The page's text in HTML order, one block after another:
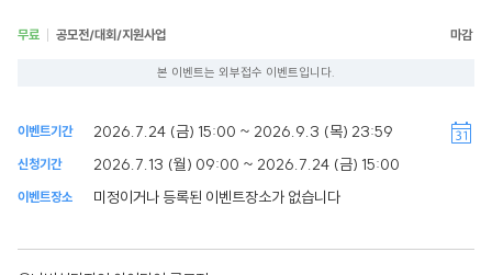
무료 공모전/대회/지원사업
본 이벤트는 외부접수 이벤트입니다.
이벤트기간 2026.7.24 (금) 15:00 ~ 2026.9.3 (목) 23:59
신청기간 2026.7.13 (월) 09:00 ~ 2026.7.24 (금) 15:00
이벤트장소 미정이거나 등록된 이벤트장소가 없습니다